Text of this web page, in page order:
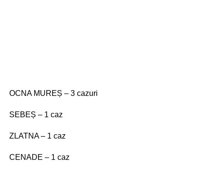
OCNA MUREȘ – 3 cazuri
SEBEȘ – 1 caz
ZLATNA – 1 caz
CENADE – 1 caz